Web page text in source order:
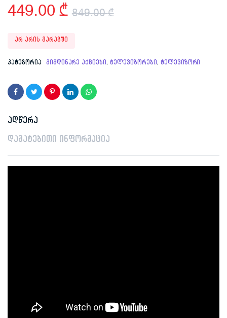
849.00₾
price
449.00 ₾
price
არ არის მარაგში
კატეგორია მიმდინარე აქციები,ტელევიზორები, ტელევიზორი
აღწერა
დამატებითი ინფორმაცია